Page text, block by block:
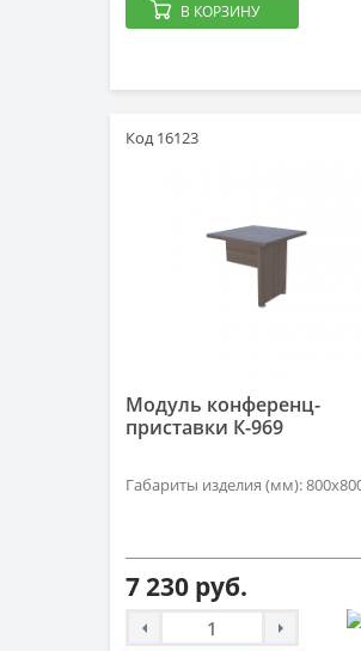
В КОРЗИНУ
Код 16123
Модуль конференц-
приставки К-969
Габариты изделия (мм):
7 230 руб.